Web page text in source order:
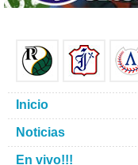
Inicio
Noticias
En vivo!!!